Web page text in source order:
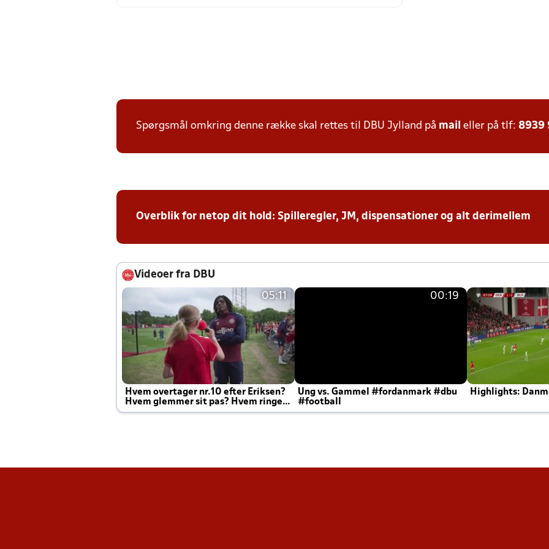
Spørgsmål omkring denne række skal rettes til DBU Jylland på mail eller på tlf: 8939
Overblik for netop dit hold: Spilleregler, JM, dispensationer og alt derimellem
Videoer fra DBU
05:11
Hvem overtager nr.10 efter Eriksen?
Hvem glemmer sit pas? Hvem ringer
Joachim altid til efter kampe?
00:19
Ung vs. Gammel #fordanmark #dbu
#football
Highlights: